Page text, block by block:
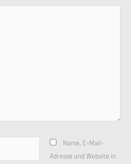
Name, E-Mail-
Adresse und Website in